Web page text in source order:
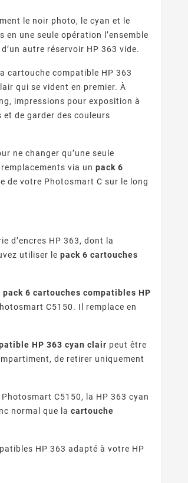
le noir photo, le cyan et le
une seule opération l’ensemble
autre réservoir HP 363 vide.
cartouche compatible HP 363
qui se vident en premier. À
impressions pour exposition à
de garder des couleurs
ne changer qu’une seule
via unpack 6
de votre Photosmart C sur le long
d’encres HP 363, dont la
utiliser lepack 6 cartouches
pack 6 cartouches compatibles HP
C5150. Il remplace en
HP 363 cyan clair peut être
de retirer uniquement
Photosmart C5150, la HP 363 cyan
normal que lacartouche
HP 363 adapté à votre HP